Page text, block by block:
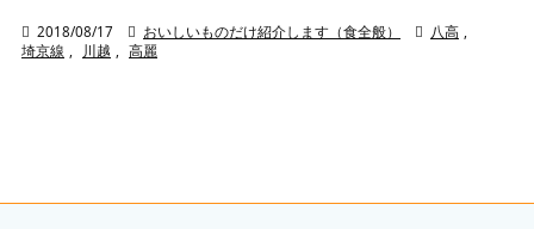
 2018/08/17  おいしいものだけ紹介します（食全般）  八高
埼京線
川越 高麗